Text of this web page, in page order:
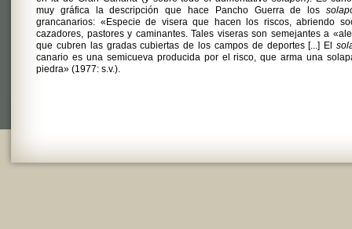
muy gráfica la descripción que hace Pancho Guerra de los
grancanarios: «Especie de visera que hacen los riscos, abriendo
cazadores, pastores y caminantes. Tales viseras son semejantes a
que cubren las gradas cubiertas de los campos de deportes [...] El
canario es una semicueva producida por el risco, que arma una
piedra» (1977: s.v.).